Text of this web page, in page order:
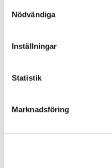
"Visa detaljer" kan du läsa
hur vi och våra
Nödvändiga
Inställningar
Statistik
Marknadsföring
bli en framtida A-
möjligheten att
elithockeygymnasium.